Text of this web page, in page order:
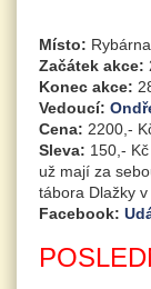
Místo:
Začátek akce:
Konec akce:
Vedoucí:
Cena: 2200,-
Sleva: 150,-
už mají za
tábora Dlažky
Facebook: